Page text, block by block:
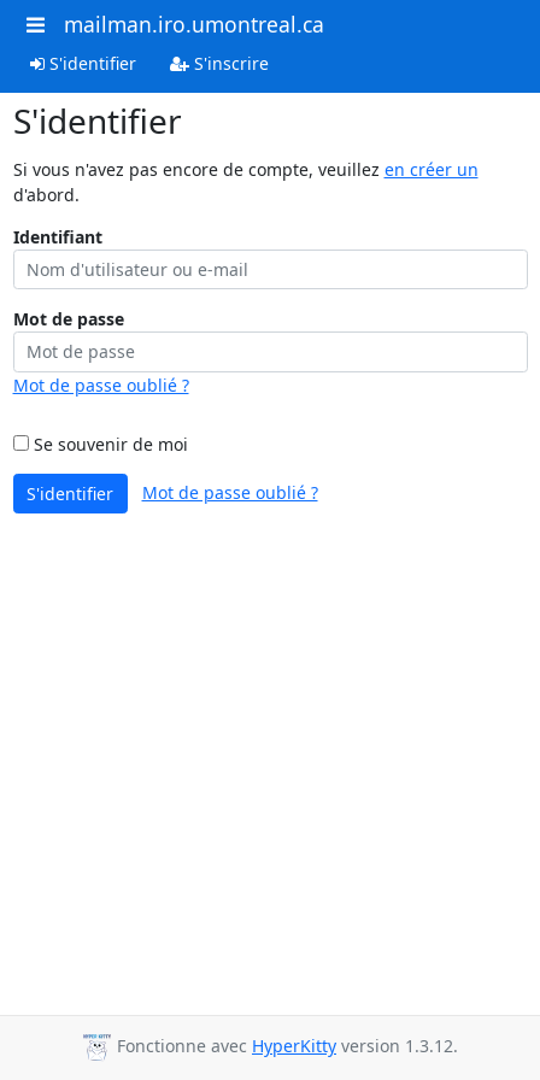
mailman.iro.umontreal.ca
S'identifier S'inscrire
S'identifier
Si vous n'avez pas encore de compte, veuillez en créer un
d'abord.
Identifiant
Mot de passe
Mot de passe oublié ?
Se souvenir de moi
S'identifier Mot de passe oublié ?
Fonctionne avec HyperKitty version 1.3.12.